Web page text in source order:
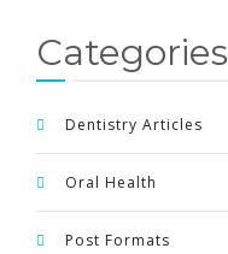
Categories
Dentistry Articles
Oral Health
Post Formats